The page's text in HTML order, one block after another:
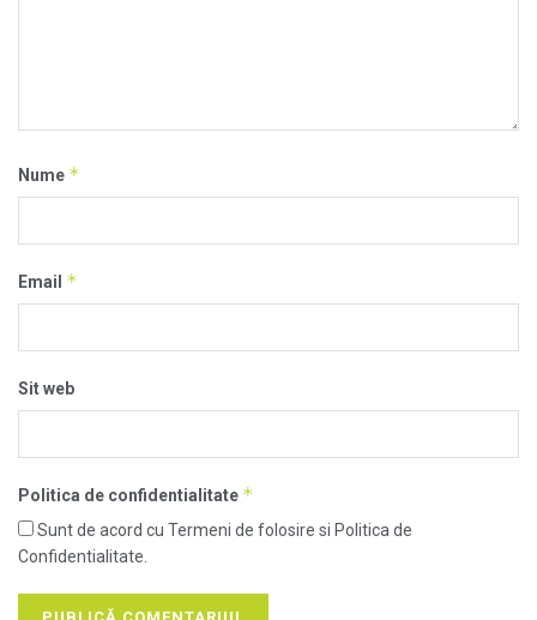
Nume *
Email *
Sit web
Politica de confidentialitate *
Sunt de acord cu Termeni de folosire si Politica de
Confidentialitate.